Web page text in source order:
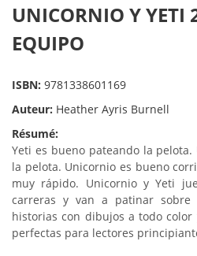
UNICORNIO Y YETI
EQUIPO
ISBN: 9781338601169
Auteur: Heather Ayris Burnell
Résumé:
Yeti es bueno pateando la
la pelota. Unicornio es bueno
muy rápido. Unicornio y Yeti
carreras y van a patinar sobre
historias con dibujos a todo
perfectas para lectores